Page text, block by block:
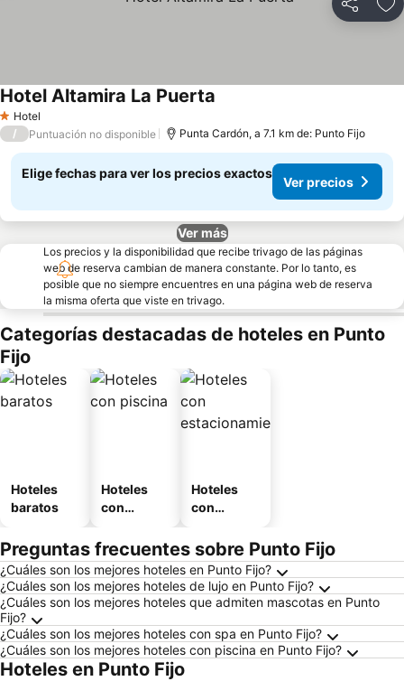
Compartir
1 Estrellas
Hotel
Hotel Altamira La Puerta
/ Puntuación no disponible Punta Cardón, a 7.1 km de: Punto Fijo
Elige fechas para ver los precios exactos
Ver precios
Ver más
Los precios y la disponibilidad que recibe trivago de las páginas
web de reserva cambian de manera constante. Por lo tanto, es
posible que no siempre encuentres en una página web de reserva
la misma oferta que viste en trivago.
Categorías destacadas de hoteles en Punto
Fijo
Hoteles
baratos
Hoteles
con
Hoteles
con
miento
Preguntas frecuentes sobre Punto Fijo
¿Cuáles son los mejores hoteles en Punto Fijo?
¿Cuáles son los mejores hoteles de lujo en Punto Fijo?
¿Cuáles son los mejores hoteles que admiten mascotas en Punto
Fijo?
¿Cuáles son los mejores hoteles con spa en Punto Fijo?
¿Cuáles son los mejores hoteles con piscina en Punto Fijo?
Hoteles en Punto Fijo